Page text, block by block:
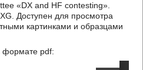
«DX and HF contesting».
Доступен для просмотра
картинками и образцами
формате pdf: